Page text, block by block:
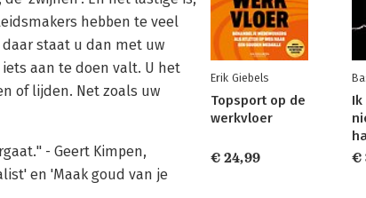
hebben te veel
staat u dan met uw
aan te doen valt. U het
of lijden. Net zoals uw
- Geert Kimpen,
en 'Maak goud van je
Erik Giebels
Topsport op de
werkvloer
€ 24,99
€